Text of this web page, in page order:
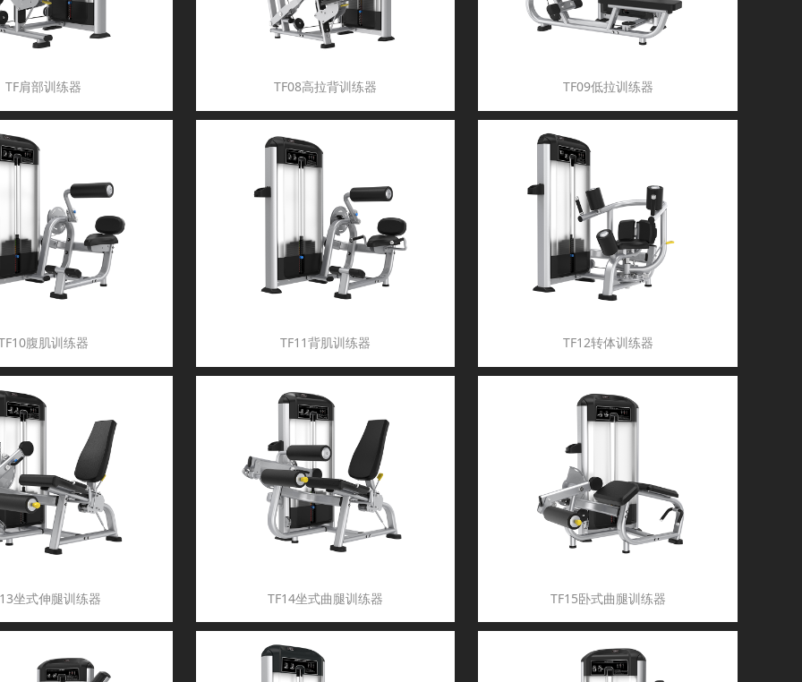
TF肩部训练器 TF08高拉背训练器 TF09低拉训练器
腹肌训练器 TF11背肌训练器 TF12转体训练器
坐式伸腿训练器 TF14坐式曲腿训练器 TF15卧式曲腿训练器